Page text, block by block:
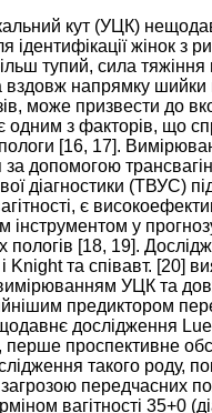
кут (УЦК)
ідентифікації жінок з
тупий, сила тяжіння
напрямку шийки
може призвести до
одним з факторів, що
[16, 17].
за допомогою
діагностики (ТВУС)
є
інструментом у
пологів [18, 19].
Knight та співавт. [20]
УЦК та
предиктором
дослідження
перше проспективне
такого роду,
загрозою передчасних
вагітності 35+0